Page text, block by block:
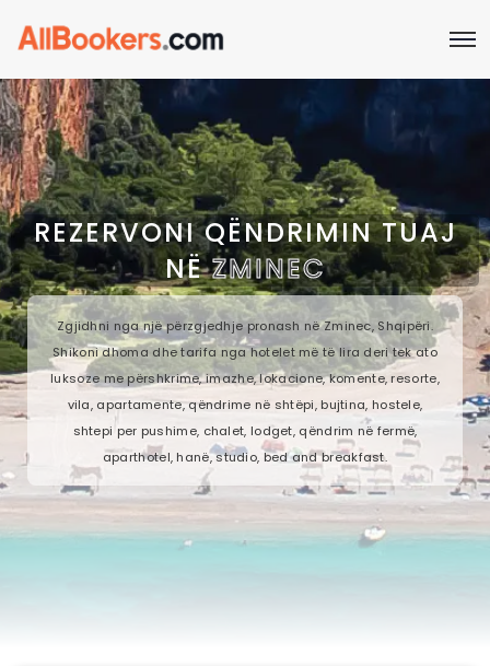
REZERVONI QËNDRIMIN TUAJ
NËZMINEC
Zgjidhni nga një përzgjedhje pronash në Zminec, Shqipëri.
Shikoni dhoma dhe tarifa nga hotelet më të lira deri tek ato
luksoze me përshkrime, imazhe, lokacione, komente, resorte,
vila, apartamente, qëndrime në shtëpi, bujtina, hostele,
shtepi per pushime, chalet, lodget, qëndrim në fermë,
aparthotel, hanë, studio, bed and breakfast.